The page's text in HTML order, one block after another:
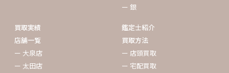
ー 銀
買取実績
店舗一覧
ー 大泉店
ー 太田店
鑑定士紹介
買取方法
ー 店頭買取
ー 宅配買取